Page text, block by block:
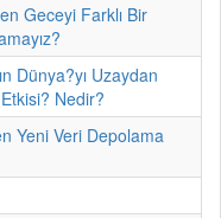
Geceyi Farklı Bir
Dünya?yı Uzaydan
Nedir?
Yeni Veri Depolama